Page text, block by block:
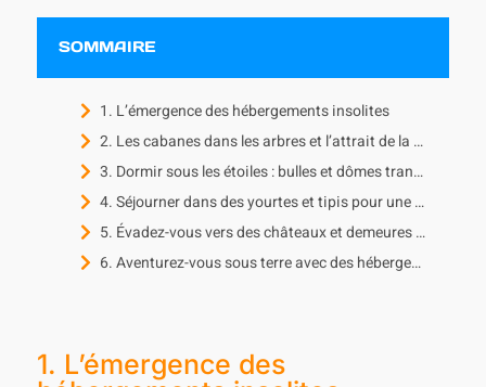
SOMMAIRE
1. L’émergence des hébergements insolites
2. Les cabanes dans les arbres et l’attrait de la nature
3. Dormir sous les étoiles : bulles et dômes transparents
4. Séjourner dans des yourtes et tipis pour une immersion totale
5. Évadez-vous vers des châteaux et demeures historiques
6. Aventurez-vous sous terre avec des hébergements troglodytiques
1. L’émergence des